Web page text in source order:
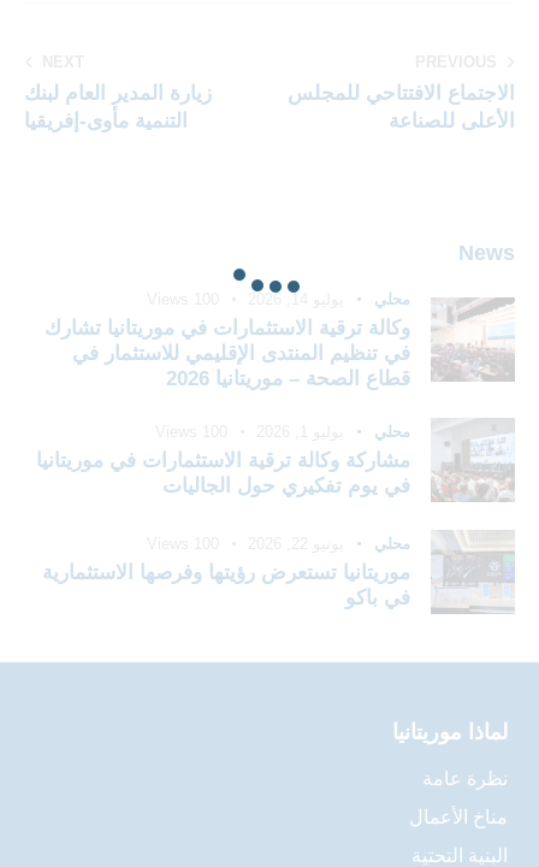
الاجتماع الافتتاحي للمجلس
الأعلى للصناعة
زيارة المدير العام لبنك
التنمية مأوى-إفريقيا
News
محلي
وكالة ترقية الاستثمارات في موريتانيا تشارك
في تنظيم المنتدى الإقليمي للاستثمار في
قطاع الصحة – موريتانيا 2026
محلي
مشاركة وكالة ترقية الاستثمارات في موريتانيا
في يوم تفكيري حول الجاليات
محلي
موريتانيا تستعرض رؤيتها وفرصها الاستثمارية
في باكو
لماذا موريتانيا
نظرة عامة
مناخ الأعمال
البنية التحتية